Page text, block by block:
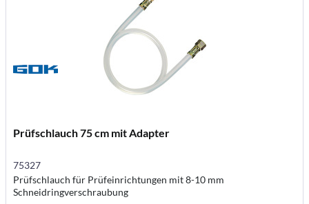
Prüfschlauch 75 cm mit Adapter
75327
Prüfschlauch für Prüfeinrichtungen mit 8-10 mm
Schneidringverschraubung